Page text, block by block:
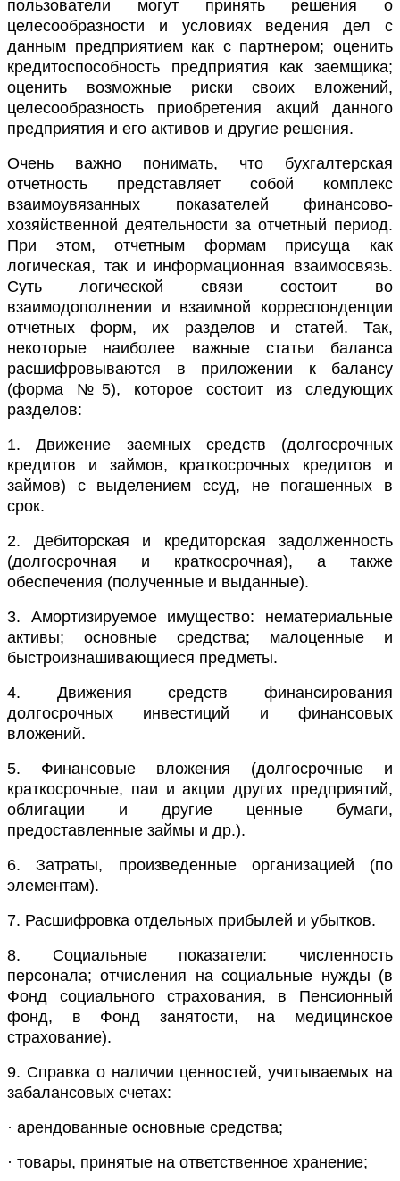
пользователи могут принять решения о
целесообразности и условиях ведения дел с
данным предприятием как с партнером; оценить
кредитоспособность предприятия как заемщика;
оценить возможные риски своих вложений,
целесообразность приобретения акций данного
предприятия и его активов и другие решения.
Очень важно понимать, что бухгалтерская
отчетность представляет собой комплекс
взаимоувязанных показателей финансово-
хозяйственной деятельности за отчетный период.
При этом, отчетным формам присуща как
логическая, так и информационная взаимосвязь.
Суть логической связи состоит во
взаимодополнении и взаимной корреспонденции
отчетных форм, их разделов и статей. Так,
некоторые наиболее важные статьи баланса
расшифровываются в приложении к балансу
(форма №5), которое состоит из следующих
разделов:
1. Движение заемных средств (долгосрочных
кредитов и займов, краткосрочных кредитов и
займов) с выделением ссуд, не погашенных в
срок.
2. Дебиторская и кредиторская задолженность
(долгосрочная и краткосрочная), а также
обеспечения (полученные и выданные).
3. Амортизируемое имущество: нематериальные
активы; основные средства; малоценные и
быстроизнашивающиеся предметы.
4. Движения средств финансирования
долгосрочных инвестиций и финансовых
вложений.
5. Финансовые вложения (долгосрочные и
краткосрочные, паи и акции других предприятий,
облигации и другие ценные бумаги,
предоставленные займы и др.).
6. Затраты, произведенные организацией (по
элементам).
7. Расшифровка отдельных прибылей и убытков.
8. Социальные показатели: численность
персонала; отчисления на социальные нужды (в
Фонд социального страхования, в Пенсионный
фонд, в Фонд занятости, на медицинское
страхование).
9. Справка о наличии ценностей, учитываемых на
забалансовых счетах:
· арендованные основные средства;
· товары, принятые на ответственное хранение;